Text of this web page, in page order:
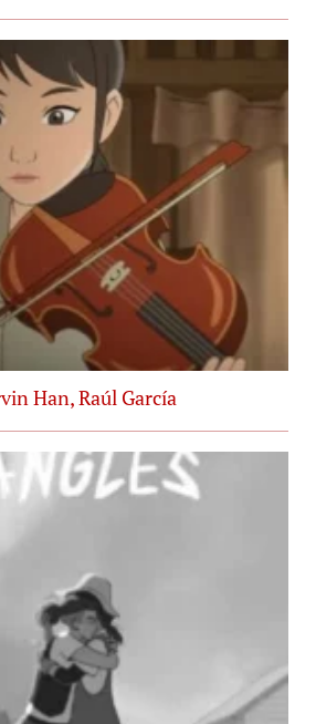
Han, Raúl García